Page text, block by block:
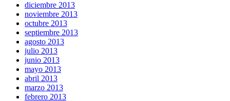
diciembre 2013
noviembre 2013
octubre 2013
septiembre 2013
agosto 2013
julio 2013
junio 2013
mayo 2013
abril 2013
marzo 2013
febrero 2013